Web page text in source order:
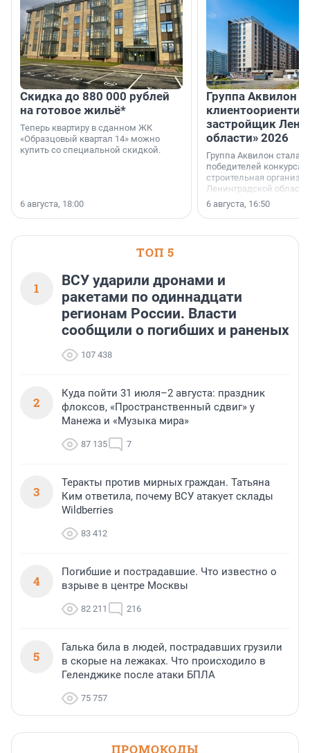
Скидка до 880 000 рублей
на готовое жильё*
Теперь квартиру в сданном ЖК
«Образцовый квартал 14» можно
купить со специальной скидкой.
6 августа, 18:00
Группа Аквилон
застройщик
области» 2026
Группа Аквилон стала
победителей конкурса
строительная
Ленинградской области
номинации «Самый
застройщик
6 августа, 16:50
ТОП 5
1
ВСУ ударили дронами и
ракетами по одиннадцати
регионам России. Власти
сообщили о погибших и раненых
107 438
2
Куда пойти 31 июля–2 августа: праздник
флоксов, «Пространственный сдвиг» у
Манежа и «Музыка мира»
87 135 7
3
Теракты против мирных граждан. Татьяна
Ким ответила, почему ВСУ атакует склады
Wildberries
83 412
4
Погибшие и пострадавшие. Что известно о
взрыве в центре Москвы
82 211 216
5
Галька била в людей, пострадавших грузили
в скорые на лежаках. Что происходило в
Геленджике после атаки БПЛА
75 757
ПРОМОКОДЫ